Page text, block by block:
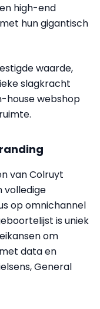
high-end
hun gigantisch
waarde,
slagkracht
house webshop
van Colruyt
volledige
op omnichannel
is uniek
om
data en
General